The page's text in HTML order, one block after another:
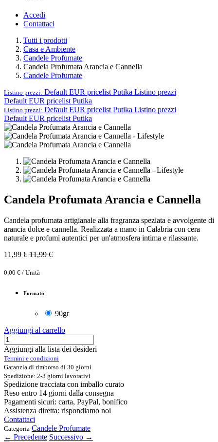
Accedi
Contattaci
Tutti i prodotti
Casa e Ambiente
Candele Profumate
Candela Profumata Arancia e Cannella
Candele Profumate
Listino prezzi: Default EUR pricelist Putika Listino prezzi
Default EUR pricelist Putika
Listino prezzi: Default EUR pricelist Putika Listino prezzi
Default EUR pricelist Putika
Candela Profumata Arancia e Cannella
Candela profumata artigianale alla fragranza speziata e avvolgente di
arancia dolce e cannella. Realizzata a mano in Calabria con cera
naturale e profumi autentici per un'atmosfera intima e rilassante.
11,99 € 11,99€
0,00 € / Unità
Formato
90gr
Aggiungi al carrello
Aggiungi alla lista dei desideri
Termini e condizioni
Garanzia di rimborso di 30 giorni
Spedizione: 2-3 giorni lavorativi
Spedizione tracciata con imballo curato
Reso entro 14 giorni dalla consegna
Pagamenti sicuri: carta, PayPal, bonifico
Assistenza diretta: rispondiamo noi
Contattaci
Categoria Candele Profumate
← Precedente Successivo →